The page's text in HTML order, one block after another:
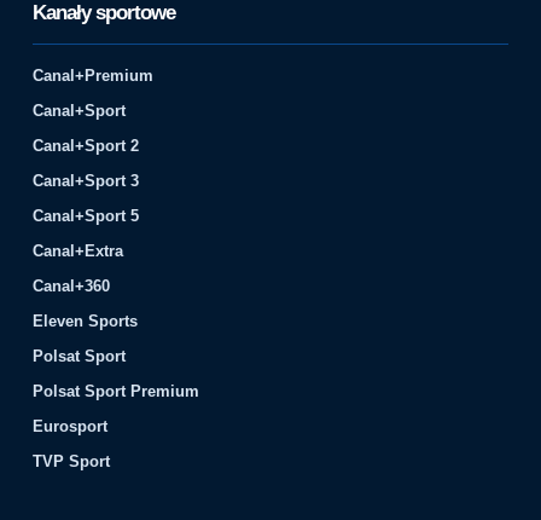
Kanały sportowe
Canal+Premium
Canal+Sport
Canal+Sport 2
Canal+Sport 3
Canal+Sport 5
Canal+Extra
Canal+360
Eleven Sports
Polsat Sport
Polsat Sport Premium
Eurosport
TVP Sport